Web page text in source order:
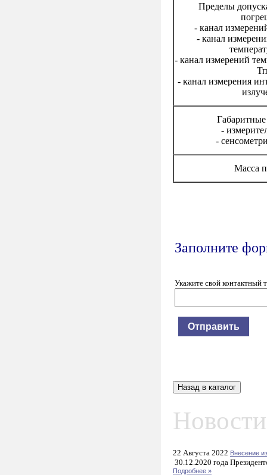
Пределы
- канал
- канал
- канал измерений
- канал измерения
-
-
Масса
Заполните
Укажите свой контактный
22 Августа 2022 Внесение
30.12.2020 года
Подробнее »